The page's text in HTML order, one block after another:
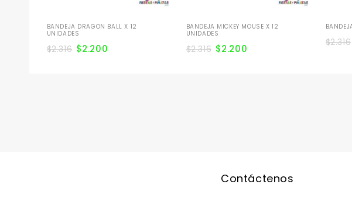
BANDEJA DRAGON BALL X 12
UNIDADES
$2.316 $2.200
BANDEJA MICKEY MOUSE X 12
UNIDADES
$2.316 $2.200
$2.316
Contáctenos